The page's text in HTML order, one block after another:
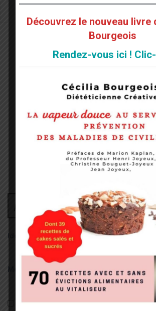
Blog
Administrateur
Identifiant:
Mot de passe:
Rester connecté
Découvrez le nouveau livre
Bourgeois
Rendez-vous ici !